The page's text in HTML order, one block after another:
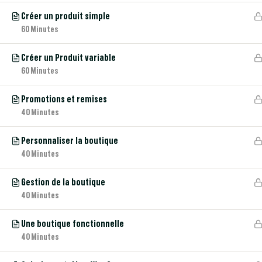
Créer un produit simple
60 Minutes
Créer un Produit variable
60 Minutes
Promotions et remises
40 Minutes
Personnaliser la boutique
40 Minutes
Gestion de la boutique
40 Minutes
Une boutique fonctionnelle
40 Minutes
contact@nbform.fr
Accessibilité
Apprendre, c’est entretenir sa liberté​